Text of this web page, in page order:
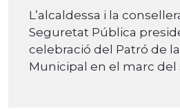
L’alcaldessa i la
Seguretat Pública
celebració del Patró de
Municipal en el marc del